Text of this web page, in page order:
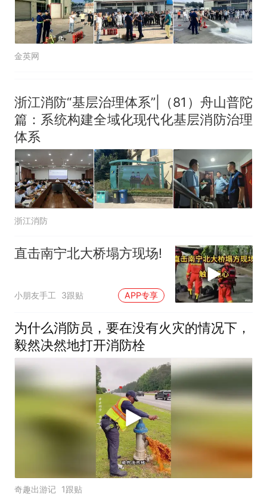
金英网
浙江消防“基层治理体系”|（81）舟山普陀
篇：系统构建全域化现代化基层消防治理
体系
浙江消防
直击南宁北大桥塌方现场!
小朋友手工 3跟贴 APP专享
为什么消防员，要在没有火灾的情况下，
毅然决然地打开消防栓
奇趣出游记 1跟贴